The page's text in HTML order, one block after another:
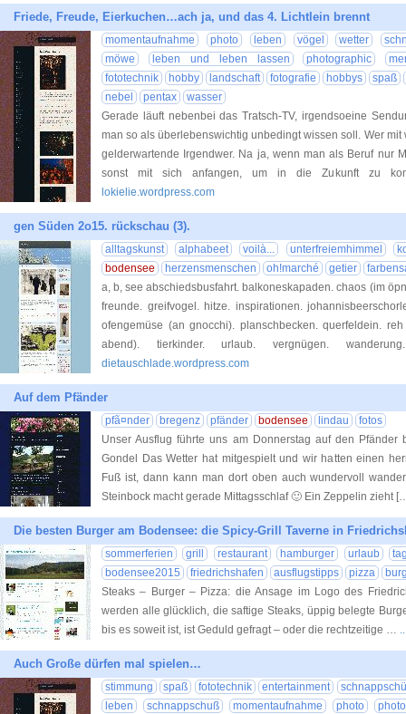
Friede, Freude, Eierkuchen…ach ja, und das 4. Lichtlein brennt
momentaufnahme photo leben vögel wetter
möwe
leben und leben lassen photographic
fototechnik
hobby landschaft fotografie hobbys
spaß
nebel
pentax
wasser
Gerade läuft nebenbei das Tratsch-TV, irgendsoeine
man so als überlebenswichtig unbedingt wissen soll. Wer
gelderwartende Irgendwer. Na ja, wenn man als Beruf nur
sonst mit sich anfangen, um in die Zukunft zu
lokielie.wordpress.com
gen Süden 2o15. rückschau (3).
alltagskunst alphabeet voilà... unterfreiemhimmel
bodensee
herzensmenschen oh!marché getier
a, b, see abschiedsbusfahrt. balkoneskapaden. chaos (im
freunde. greifvogel. hitze. inspirationen.
ofengemüse (an gnocchi). planschbecken. querfeldein.
abend). tierkinder. urlaub. vergnügen.
dietauschlade.wordpress.com
Auf dem Pfänder
pfã¤nder bregenz pfänder bodensee lindau
fotos
Unser Ausflug führte uns am Donnerstag auf den
Gondel Das Wetter hat mitgespielt und wir hatten einen
Fuß ist, dann kann man dort oben auch wundervoll
Steinbock macht gerade Mittagsschlaf 🙂 Ein Zeppelin zieht
Die besten Burger am Bodensee: die Spicy-Grill Taverne in
sommerferien grill restaurant hamburger urlaub
bodensee2015
friedrichshafen ausflugstipps pizza
Steaks – Burger – Pizza: die Ansage im Logo des
werden alle glücklich, die saftige Steaks, üppig belegte
bis es soweit ist, ist Geduld gefragt – oder die rechtzeitige …
Auch Große dürfen mal spielen…
stimmung spaß fototechnik entertainment
leben
schnappschuß momentaufnahme photo